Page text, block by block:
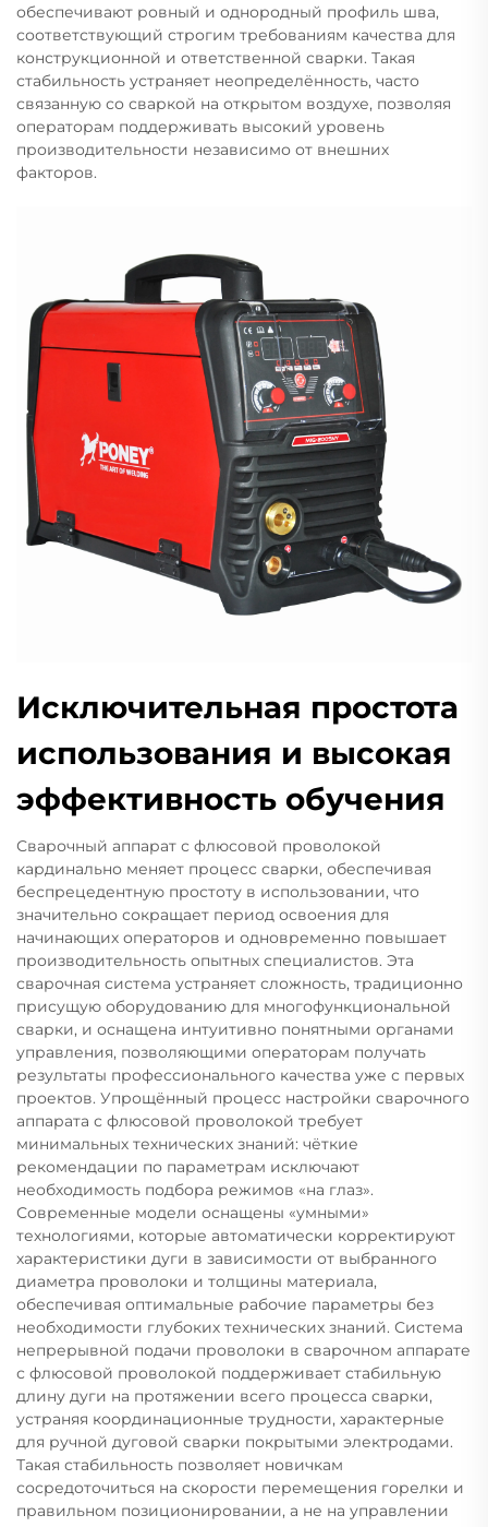
обеспечивают ровный и однородный профиль шва,
соответствующий строгим требованиям качества для
конструкционной и ответственной сварки. Такая
стабильность устраняет неопределённость, часто
связанную со сваркой на открытом воздухе, позволяя
операторам поддерживать высокий уровень
производительности независимо от внешних
факторов.
Исключительная простота
использования и высокая
эффективность обучения
Сварочный аппарат с флюсовой проволокой
кардинально меняет процесс сварки, обеспечивая
беспрецедентную простоту в использовании, что
значительно сокращает период освоения для
начинающих операторов и одновременно повышает
производительность опытных специалистов. Эта
сварочная система устраняет сложность, традиционно
присущую оборудованию для многофункциональной
сварки, и оснащена интуитивно понятными органами
управления, позволяющими операторам получать
результаты профессионального качества уже с первых
проектов. Упрощённый процесс настройки сварочного
аппарата с флюсовой проволокой требует
минимальных технических знаний: чёткие
рекомендации по параметрам исключают
необходимость подбора режимов «на глаз».
Современные модели оснащены «умными»
технологиями, которые автоматически корректируют
характеристики дуги в зависимости от выбранного
диаметра проволоки и толщины материала,
обеспечивая оптимальные рабочие параметры без
необходимости глубоких технических знаний. Система
непрерывной подачи проволоки в сварочном аппарате
с флюсовой проволокой поддерживает стабильную
длину дуги на протяжении всего процесса сварки,
устраняя координационные трудности, характерные
для ручной дуговой сварки покрытыми электродами.
Такая стабильность позволяет новичкам
сосредоточиться на скорости перемещения горелки и
правильном позиционировании, а не на управлении